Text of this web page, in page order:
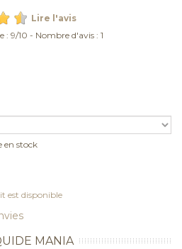
Lire l'avis
: 9/10 - Nombre d'avis : 1
en stock
est disponible
MANIA